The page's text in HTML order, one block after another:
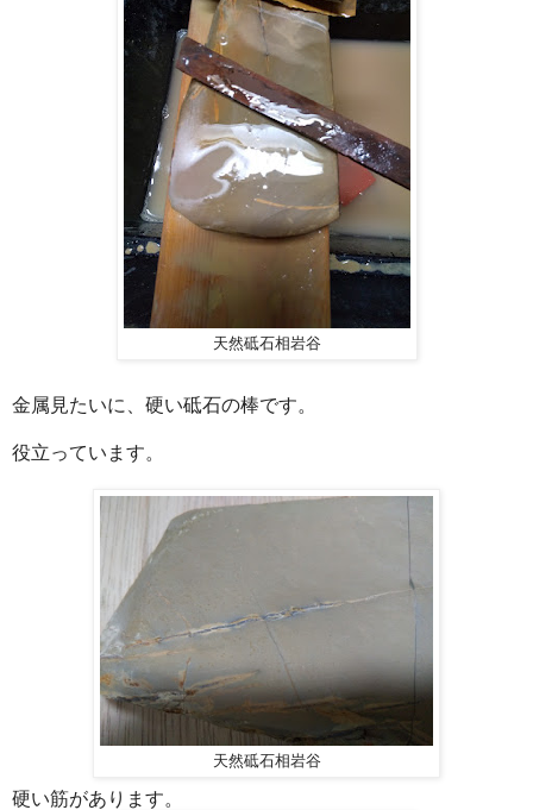
天然砥石相岩谷
金属見たいに、硬い砥石の棒です。
役立っています。
天然砥石相岩谷
硬い筋があります。